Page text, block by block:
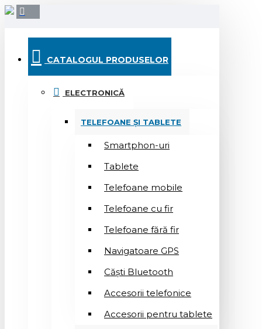
CATALOGUL PRODUSELOR
ELECTRONICĂ
TELEFOANE ȘI TABLETE
Smartphon-uri
Tablete
Telefoane mobile
Telefoane cu fir
Telefoane fără fir
Navigatoare GPS
Căști Bluetooth
Accesorii telefonice
Accesorii pentru tablete